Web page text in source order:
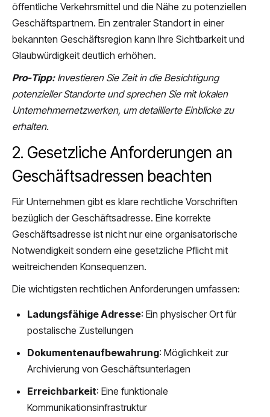
öffentliche Verkehrsmittel und die Nähe zu potenziellen
Geschäftspartnern. Ein zentraler Standort in einer
bekannten Geschäftsregion kann Ihre Sichtbarkeit und
Glaubwürdigkeit deutlich erhöhen.
Pro-Tipp: Investieren Sie Zeit in die Besichtigung
potenzieller Standorte und sprechen Sie mit lokalen
Unternehmernetzwerken, um detaillierte Einblicke zu
erhalten.
2. Gesetzliche Anforderungen an
Geschäftsadressen beachten
Für Unternehmen gibt es klare rechtliche Vorschriften
bezüglich der Geschäftsadresse. Eine korrekte
Geschäftsadresse ist nicht nur eine organisatorische
Notwendigkeit sondern eine gesetzliche Pflicht mit
weitreichenden Konsequenzen.
Die wichtigsten rechtlichen Anforderungen umfassen:
Ladungsfähige Adresse: Ein physischer Ort für
postalische Zustellungen
Dokumentenaufbewahrung: Möglichkeit zur
Archivierung von Geschäftsunterlagen
Erreichbarkeit: Eine funktionale
Kommunikationsinfrastruktur